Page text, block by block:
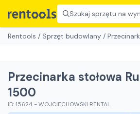
Szukaj sprzętu na
Rentools / Sprzęt budowlany /
Przecinarka stołowa
1500
ID:15624 -WOJCIECHOWSKI RENTAL